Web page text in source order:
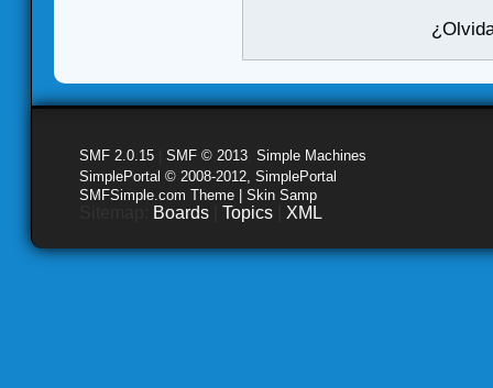
SMF 2.0.15 SMF © 2013 Simple Machines
SimplePortal © 2008-2012, SimplePortal
SMFSimple.com Theme | Skin Samp
Boards Topics XML